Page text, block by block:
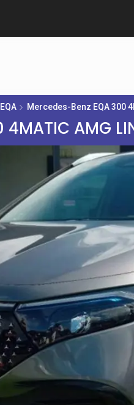
Mercedes-Benz EQA 300
4MATIC AMG